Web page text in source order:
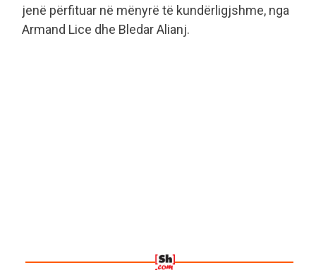
jenë përfituar në mënyrë të kundërligjshme, nga
Armand Lice dhe Bledar Alianj.